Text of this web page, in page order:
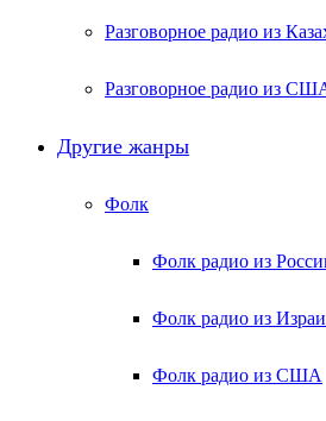
Разговорное радио из
Разговорное радио из
Другие жанры
Фолк
Фолк радио из
Фолк радио из
Фолк радио из США